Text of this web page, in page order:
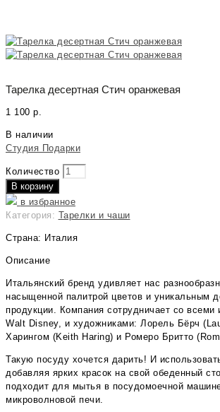
Тарелка десертная Стич оранжевая
1 100 р.
В наличии
Студия Подарки
Количество
В корзину
в избранное
Категория: Тарелки и чаши
Страна: Италия
Описание
Итальянский бренд удивляет нас
насыщенной палитрой цветов и уникальным
продукции. Компания сотрудничает со всеми
Walt Disney, и художниками: Лорель Бёрч
Харингом (Keith Haring) и Ромеро Бритто
Такую посуду хочется дарить! И
добавляя ярких красок на свой обеденный
подходит для мытья в посудомоечной
микроволновой печи.